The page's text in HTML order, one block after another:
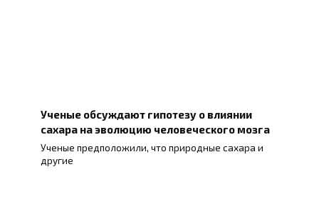
Ученые обсуждают гипотезу о влиянии
сахара на эволюцию человеческого мозга
Ученые предположили, что природные сахара и
другие